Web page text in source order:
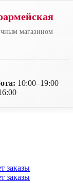
магазином
10:00–19:00
заказы
заказы